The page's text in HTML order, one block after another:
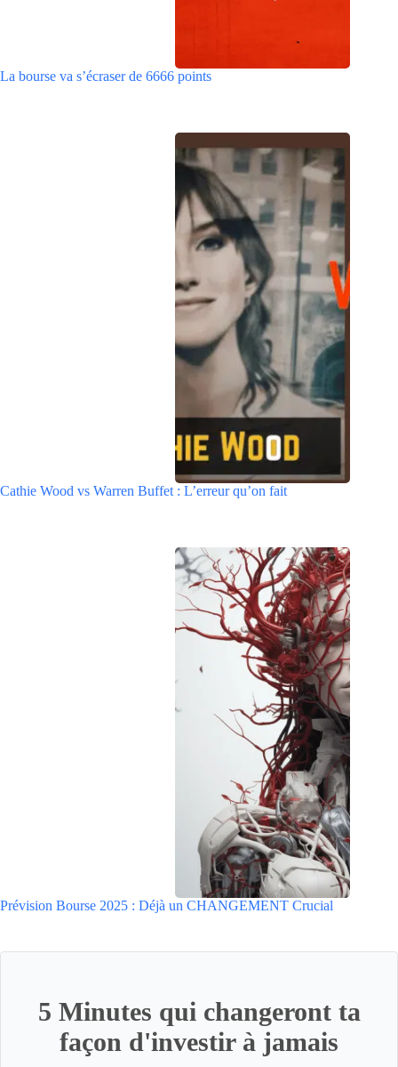
La bourse va s’écraser de 6666 points
Cathie Wood vs Warren Buffet : L’erreur qu’on fait
Prévision Bourse 2025 : Déjà un CHANGEMENT Crucial
5 Minutes qui changeront ta
façon d'investir à jamais